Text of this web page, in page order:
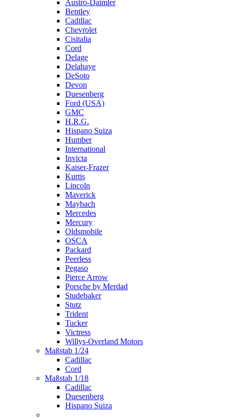
Austro-Daimler
Bentley
Cadillac
Chevrolet
Cisitalia
Cord
Delage
Delahaye
DeSoto
Devon
Duesenberg
Ford (USA)
GMC
H.R.G.
Hispano Suiza
Humber
International
Invicta
Kaiser-Frazer
Kurtis
Lincoln
Maverick
Maybach
Mercedes
Mercury
Oldsmobile
OSCA
Packard
Peerless
Pegaso
Pierce Arrow
Porsche by Merdad
Studebaker
Stutz
Trident
Tucker
Victress
Willys-Overland Motors
Maßstab 1/24
Cadillac
Cord
Maßstab 1/18
Cadillac
Duesenberg
Hispano Suiza